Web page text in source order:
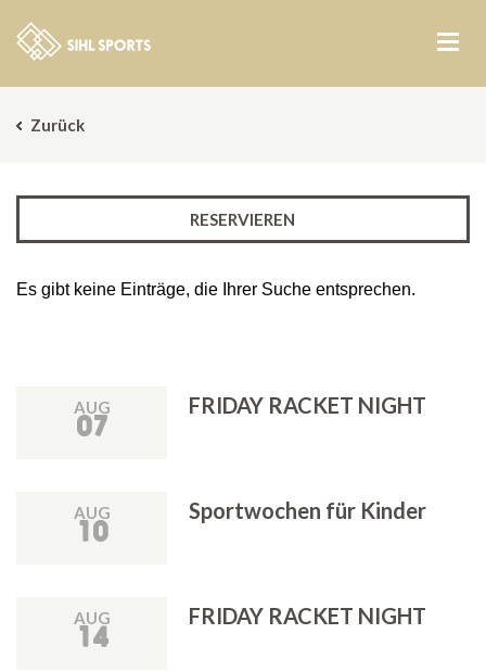
Zurück
RESERVIEREN
Es gibt keine Einträge, die Ihrer Suche entsprechen.
AUG
07
FRIDAY RACKET NIGHT
AUG
10
Sportwochen für Kinder
AUG
14
FRIDAY RACKET NIGHT